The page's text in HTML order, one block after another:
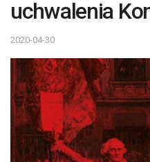
uchwalenia
2020-04-30